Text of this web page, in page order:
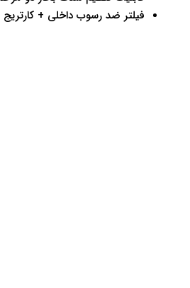
فیلتر ضد رسوب داخلی + کارتریج